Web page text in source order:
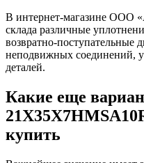
В интернет-магазине ООО
склада различные
возвратно-поступательные
неподвижных соединений,
деталей.
Какие еще
купить